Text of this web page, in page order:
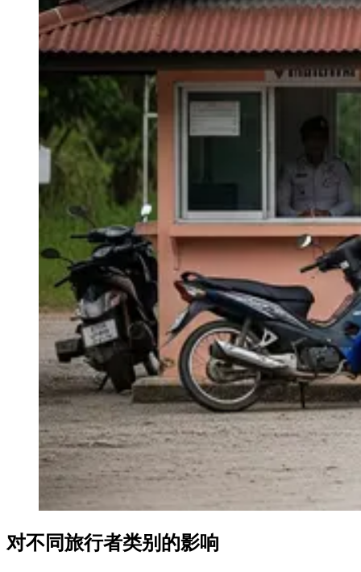
对不同旅行者类别的影响